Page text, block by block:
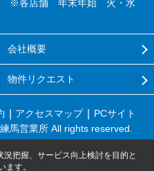
※各店舗 年末年始 火・水
会社概要
物件リクエスト
アクセスマップ
PCサイト
馬営業所 All rights reserved.
把握、サービス向上検討を目的と
ます。